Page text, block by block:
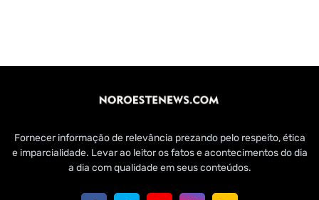
Fornecer informação de relevância prezando pelo respeito, ética
e imparcialidade. Levar ao leitor os fatos e acontecimentos do dia
a dia com qualidade em seus conteúdos.